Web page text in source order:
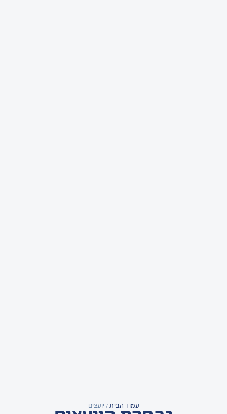
עמוד הבית / יועצים